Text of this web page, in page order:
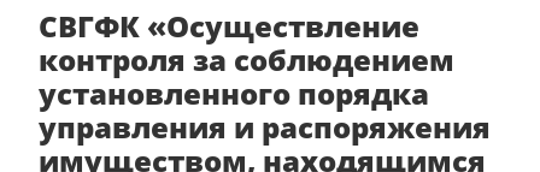
СВГФК «Осуществление
контроля за соблюдением
установленного порядка
управления и распоряжения
имуществом, находящимся